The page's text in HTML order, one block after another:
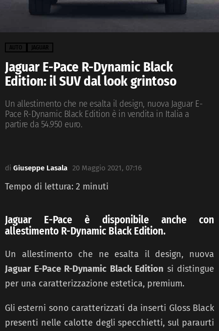
AUTO JAGUAR
Jaguar E-Pace R-Dynamic Black
Edition: il SUV dal look grintoso
Un allestimento che ne esalta il design, nuova Jaguar E-
Pace R-Dynamic Black Edition è in vendita in Italia a
partire da 54.950 euro.
di Giuseppe Lasala 20 Maggio 2021, 07:16
Tempo di lettura: 2 minuti
Jaguar E-Pace è disponibile anche con
allestimento R-Dynamic Black Edition.
Un allestimento che ne esalta
il design, nuova
Jaguar E-Pace R-Dynamic Black Edition si distingue
per una caratterizzazione estetica, premium.
Gli esterni sono caratterizzati da inserti Gloss Black
presenti nelle calotte degli specchietti, sul paraurti